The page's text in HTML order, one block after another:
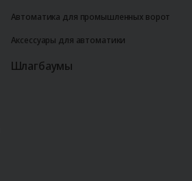
Автоматика для промышленных ворот
Аксессуары для автоматики
Шлагбаумы